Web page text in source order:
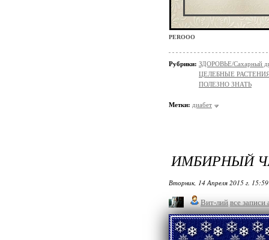
PEROOO
Рубрики: ЗДОРОВЬЕ/Сахарный
ЦЕЛЕБНЫЕ
ПОЛЕЗНО ЗНАТЬ
Метки: диабет
ИМБИРНЫЙ
Вторник, 14 Апреля 2015 г.
Вит-лий все записи